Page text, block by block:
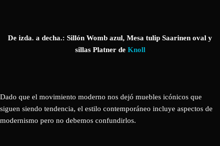
De izda. a decha.: Sillón Womb azul, Mesa tulip Saarinen oval y
sillas Platner de Knoll
Dado que el movimiento moderno nos dejó muebles icónicos que
siguen siendo tendencia, el estilo contemporáneo incluye aspectos de
modernismo pero no debemos confundirlos.